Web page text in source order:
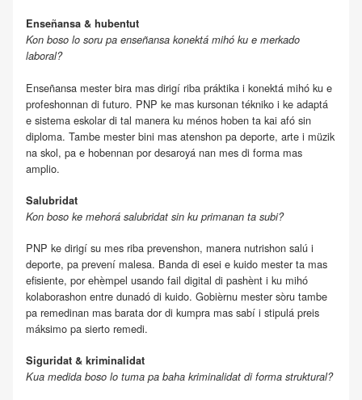
Enseñansa & hubentut
Kon boso lo soru pa enseñansa konektá mihó ku e merkado
laboral?
Enseñansa mester bira mas dirigí riba práktika i konektá mihó ku e
profeshonnan di futuro. PNP ke mas kursonan tékniko i ke adaptá
e sistema eskolar di tal manera ku ménos hoben ta kai afó sin
diploma. Tambe mester bini mas atenshon pa deporte, arte i müzik
na skol, pa e hobennan por desaroyá nan mes di forma mas
amplio.
Salubridat
Kon boso ke mehorá salubridat sin ku primanan ta subi?
PNP ke dirigí su mes riba prevenshon, manera nutrishon salú i
deporte, pa prevení malesa. Banda di esei e kuido mester ta mas
efisiente, por ehèmpel usando fail digital di pashènt i ku mihó
kolaborashon entre dunadó di kuido. Gobièrnu mester sòru tambe
pa remedinan mas barata dor di kumpra mas sabí i stipulá preis
máksimo pa sierto remedi.
Siguridat & kriminalidat
Kua medida boso lo tuma pa baha kriminalidat di forma struktural?